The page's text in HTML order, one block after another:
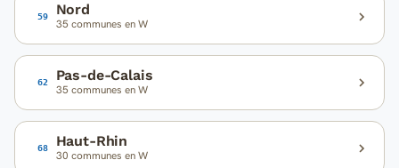
59 Nord
35 communes en W
62 Pas-de-Calais
35 communes en W
68 Haut-Rhin
30 communes en W